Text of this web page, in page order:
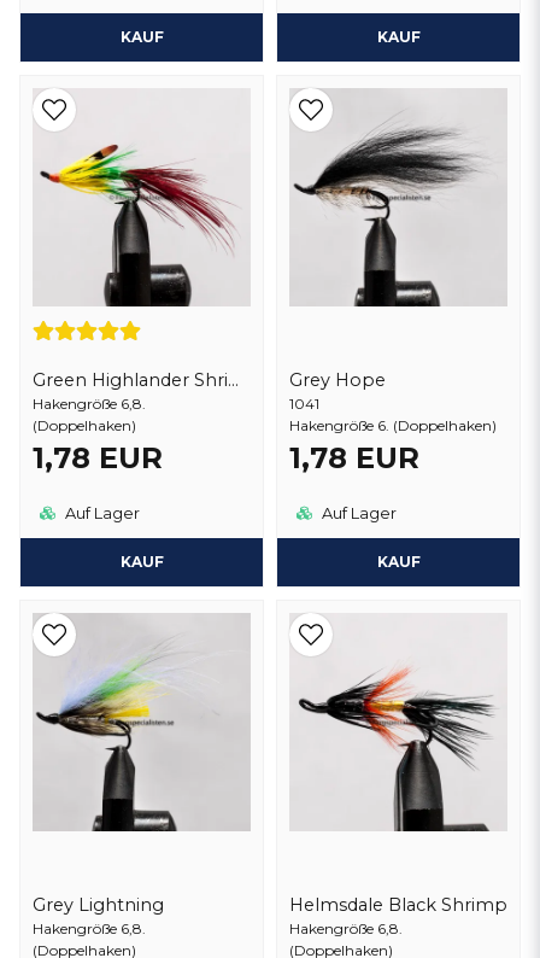
KAUF KAUF
Green Highlander Shrimp
Hakengröße 6,8.
(Doppelhaken)
1,78 EUR
Auf Lager
KAUF
Grey Hope
1041
Hakengröße 6. (Doppelhaken)
1,78 EUR
Auf Lager
KAUF
Grey Lightning
Hakengröße 6,8.
(Doppelhaken)
Helmsdale Black Shrimp
Hakengröße 6,8.
(Doppelhaken)